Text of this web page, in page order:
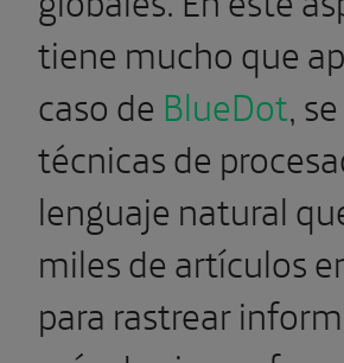
tiene mucho que
caso de BlueDot,
técnicas de
lenguaje natural
miles de artículos
para rastrear